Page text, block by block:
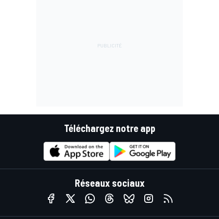
Téléchargez notre app
Réseaux sociaux